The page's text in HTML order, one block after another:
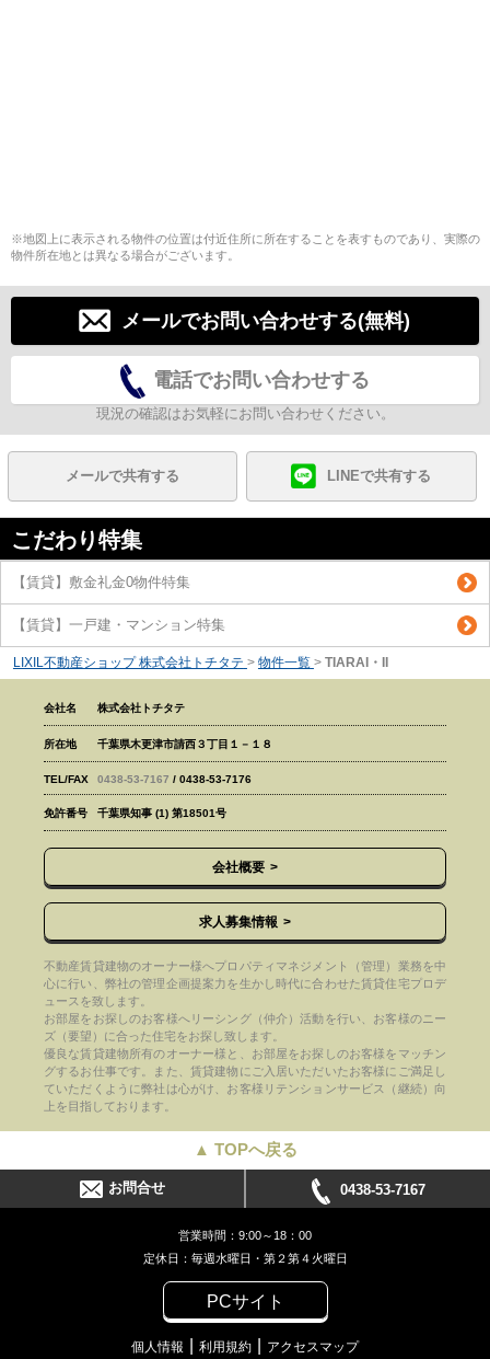
※地図上に表示される物件の位置は付近住所に所在することを表すものであり、実際の
物件所在地とは異なる場合がございます。
メールでお問い合わせする(無料)
電話でお問い合わせする
現況の確認はお気軽にお問い合わせください。
メールで共有する LINEで共有する
こだわり特集
【賃貸】敷金礼金0物件特集
【賃貸】一戸建・マンション特集
LIXIL不動産ショップ 株式会社トチタテ > 物件一覧 > TIARAI・II
会社名 株式会社トチタテ
所在地 千葉県木更津市請西３丁目１－１８
TEL/FAX 0438-53-7167 / 0438-53-7176
免許番号 千葉県知事 (1) 第18501号
会社概要
求人募集情報
不動産賃貸建物のオーナー様へプロパティマネジメント（管理）業務を中
心に行い、弊社の管理企画提案力を生かし時代に合わせた賃貸住宅プロデ
ュースを致します。
お部屋をお探しのお客様へリーシング（仲介）活動を行い、お客様のニー
ズ（要望）に合った住宅をお探し致します。
優良な賃貸建物所有のオーナー様と、お部屋をお探しのお客様をマッチン
グするお仕事です。また、賃貸建物にご入居いただいたお客様にご満足し
ていただくように弊社は心がけ、お客様リテンションサービス（継続）向
上を目指しております。
▲ TOPへ戻る
お問合せ 0438-53-7167
営業時間：9:00～18：00
定休日：毎週水曜日・第２第４火曜日
PCサイト
個人情報 利用規約 アクセスマップ